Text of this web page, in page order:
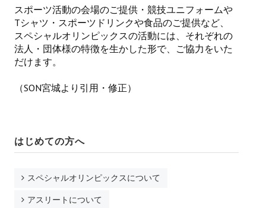
アスリートについて
スポーツ競技種目について
ブランチの活動について
競技会について
ボランティアについて
ファミリーについて
スポーツ活動の会場のご提供・競技ユニフォームや
Tシャツ・スポーツドリンクや食品のご提供など、
スペシャルオリンピックスの活動には、それぞれの
法人・団体様の特徴を生かした形で、ご協力をいた
だけます。
（SON宮城より引用・修正）
はじめての方へ
スペシャルオリンピックスについて
アスリートについて